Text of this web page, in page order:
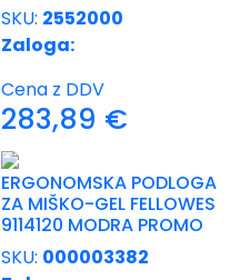
SKU: 2552000
Zaloga:
Cena z DDV
283,89 €
ERGONOMSKA PODLOGA
ZA MIŠKO-GEL FELLOWES
9114120 MODRA PROMO
SKU: 000003382